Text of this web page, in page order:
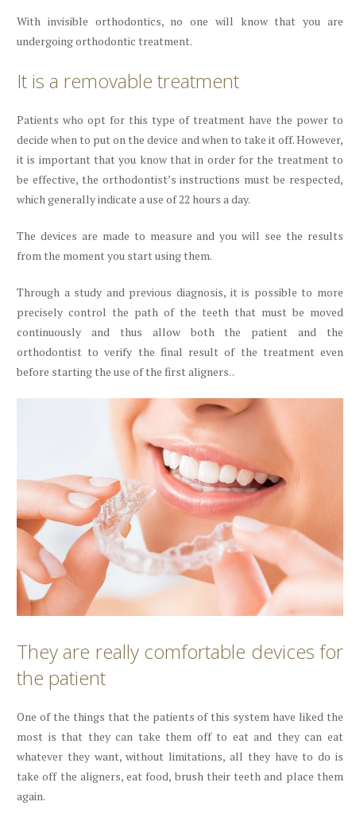
With invisible orthodontics, no one will know that you are
undergoing orthodontic treatment.
It is a removable treatment
Patients who opt for this type of treatment have the power to
decide when to put on the device and when to take it off. However,
it is important that you know that in order for the treatment to
be effective, the orthodontist’s instructions must be respected,
which generally indicate a use of 22 hours a day.
The devices are made to measure and you will see the results
from the moment you start using them.
Through a study and previous diagnosis, it is possible to more
precisely control the path of the teeth that must be moved
continuously and thus allow both the patient and the
orthodontist to verify the final result of the treatment even
before starting the use of the first aligners. .
They are really comfortable devices for
the patient
One of the things that the patients of this system have liked the
most is that they can take them off to eat and they can eat
whatever they want, without limitations, all they have to do is
take off the aligners, eat food, brush their teeth and place them
again.